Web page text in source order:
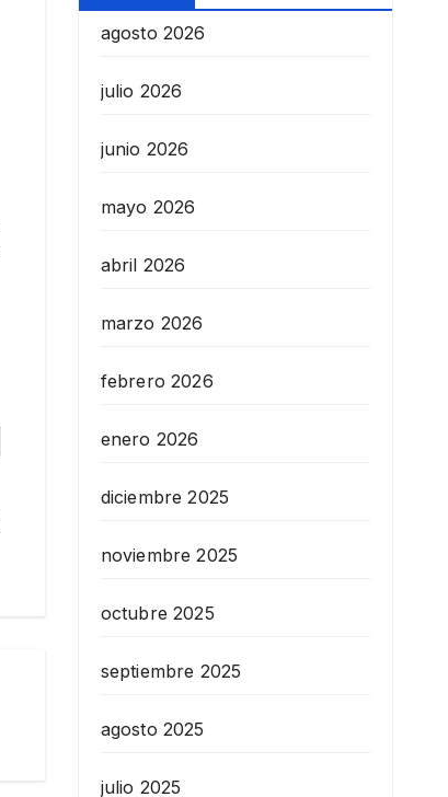
agosto 2026
julio 2026
junio 2026
mayo 2026
abril 2026
marzo 2026
febrero 2026
enero 2026
diciembre 2025
noviembre 2025
octubre 2025
septiembre 2025
agosto 2025
julio 2025